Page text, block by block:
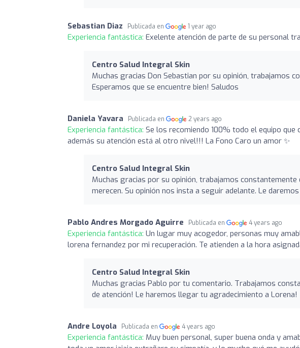
Sebastian Diaz Publicada en 1 year ago
Experiencia fantástica: Exelente atención de parte de su personal
Centro Salud Integral Skin
Muchas gracias Don Sebastian por su opinión, trabajamos
Esperamos que se encuentre bien! Saludos
Daniela Yavara Publicada en 2 years ago
Experiencia fantástica: Se los recomiendo 100% todo el equipo
además su atención está al otro nivel!!! La Fono Caro un amor ✨
Centro Salud Integral Skin
Muchas gracias por su opinión, trabajamos
merecen. Su opinión nos insta a seguir adelante. Le
Pablo Andres Morgado Aguirre Publicada en 4 years ago
Experiencia fantástica: Un lugar muy acogedor, personas muy
lorena fernandez por mi recuperación. Te atienden a la hora
Centro Salud Integral Skin
Muchas gracias Pablo por tu comentario. Trabajamos
de atención! Le haremos llegar tu agradecimiento a Lorena!
Andre Loyola Publicada en 4 years ago
Experiencia fantástica: Muy buen personal, super buena onda y